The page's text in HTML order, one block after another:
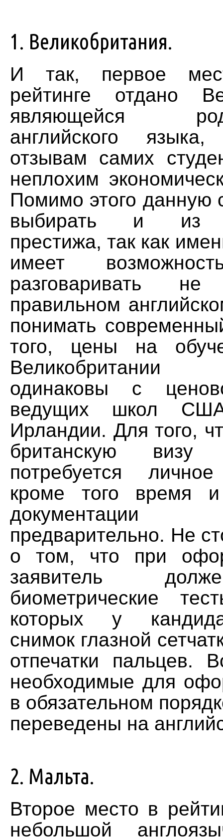
1. Великобритания.
И так, первое
рейтинге отдано
являющейся
английского
отзывам самих
неплохим
Помимо этого данную
выбирать и из
престижа, так как
имеет
разговаривать
правильном
понимать
того, цены на
Великобритании
одинаковы с
ведущих школ
Ирландии. Для того,
британскую
потребуется
кроме того время
документации
предварительно. Не
о том, что при
заявитель
биометрические
которых у
снимок глазной
отпечатки пальцев.
необходимые для
в обязательном
переведены на
2. Мальта.
Второе место в
небольшой